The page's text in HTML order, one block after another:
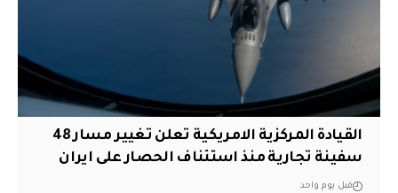
القيادة المركزية الامريكية تعلن تغيير مسار 48
سفينة تجارية منذ استئناف الحصار على ايران
قبل يوم واحد